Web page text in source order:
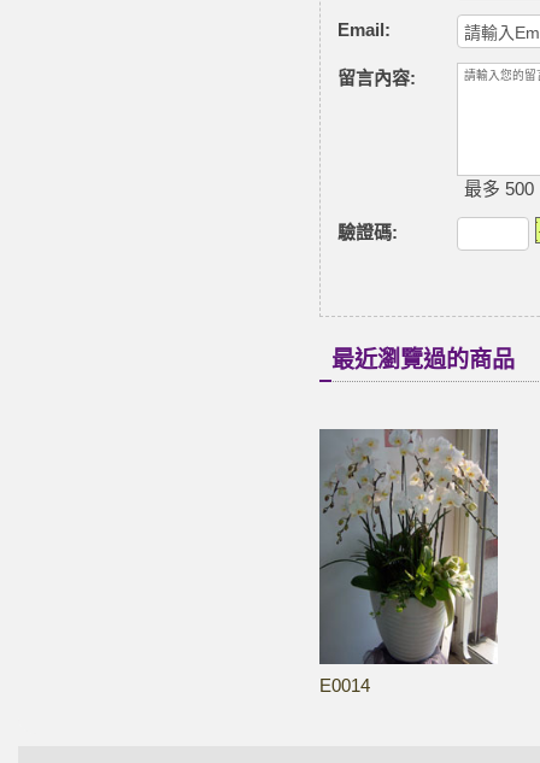
Email:
留言內容:
最多 500
驗證碼:
最近瀏覽過的商品
E0014